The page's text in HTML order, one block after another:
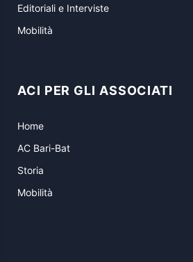
Editoriali e Interviste
Mobilità
ACI PER GLI ASSOCIATI
Home
AC Bari-Bat
Storia
Mobilità